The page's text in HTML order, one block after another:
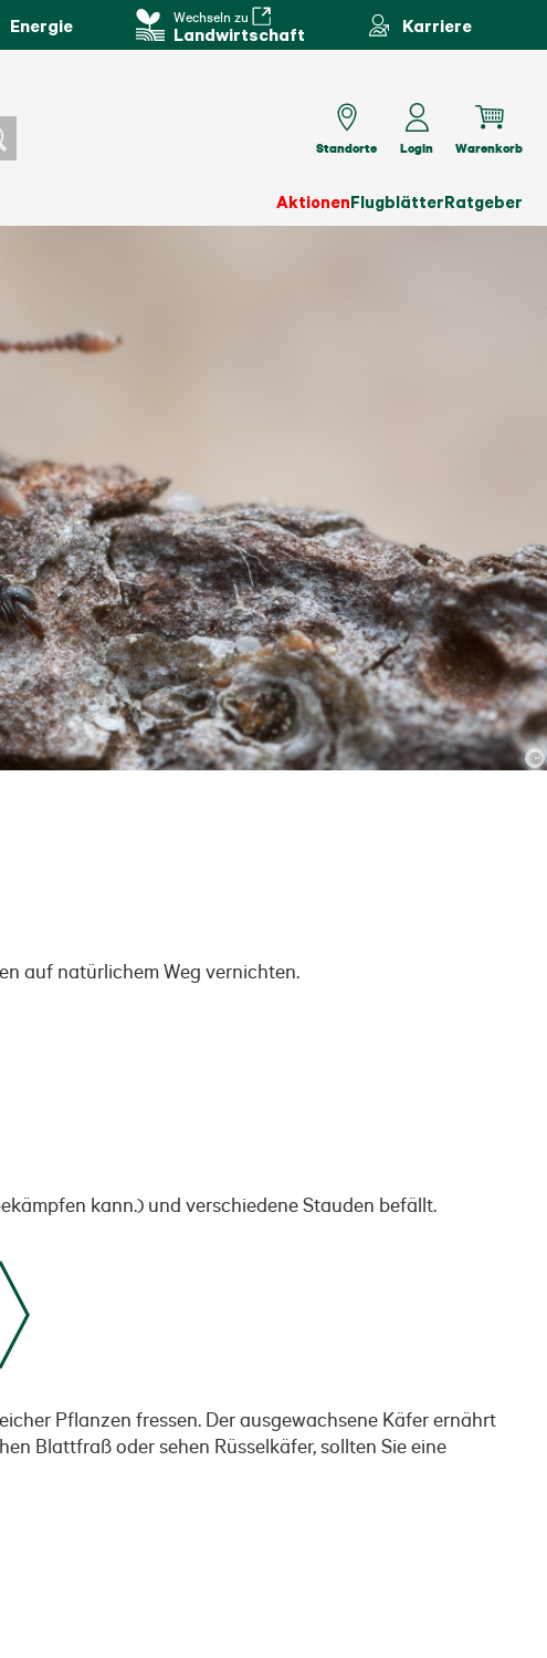
Energie Wechseln zu
Landwirtschaft Karriere
AktionenFlugblätterRatgeber
Standorte Login Warenkorb
©
auf natürlichem Weg vernichten.
kann.) und verschiedene Stauden befällt.
Pflanzen fressen. Der ausgewachsene Käfer ernährt
Blattfraß oder sehen Rüsselkäfer, sollten Sie eine